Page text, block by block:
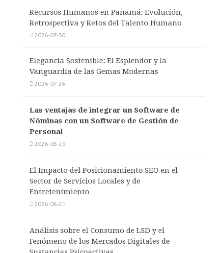
Recursos Humanos en Panamá: Evolución,
Retrospectiva y Retos del Talento Humano
2026-07-30
Elegancia Sostenible: El Esplendor y la
Vanguardia de las Gemas Modernas
2026-07-26
Las ventajas de integrar un Software de
Nóminas con un Software de Gestión de
Personal
2026-06-29
El Impacto del Posicionamiento SEO en el
Sector de Servicios Locales y de
Entretenimiento
2026-06-21
Análisis sobre el Consumo de LSD y el
Fenómeno de los Mercados Digitales de